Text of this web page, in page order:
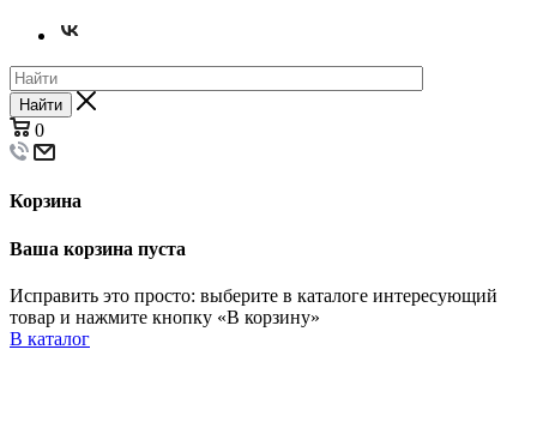
Найти
0
Корзина
Ваша корзина пуста
Исправить это просто: выберите в каталоге интересующий
товар и нажмите кнопку «В корзину»
В каталог